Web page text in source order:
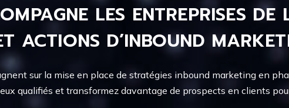
LES ENTREPRISES DE
ACTIONS D’INBOUND
sur la mise en place de stratégies inbound marketing en
qualifiés et transformez davantage de prospects en clients